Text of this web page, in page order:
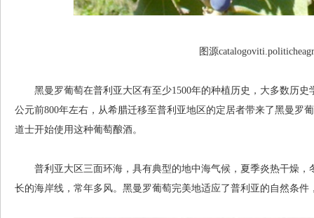
图源
黑曼罗葡萄在普利亚大区有至少1500年的种植历史，大多数历史
公元前800年左右，从希腊迁移至普利亚地区的定居者带来了黑曼罗
道士开始使用这种葡萄酿酒。
普利亚大区三面环海，具有典型的地中海气候，夏季炎热干燥，
长的海岸线，常年多风。黑曼罗葡萄完美地适应了普利亚的自然条